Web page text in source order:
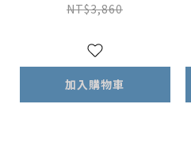
NT$3,860
加入購物車